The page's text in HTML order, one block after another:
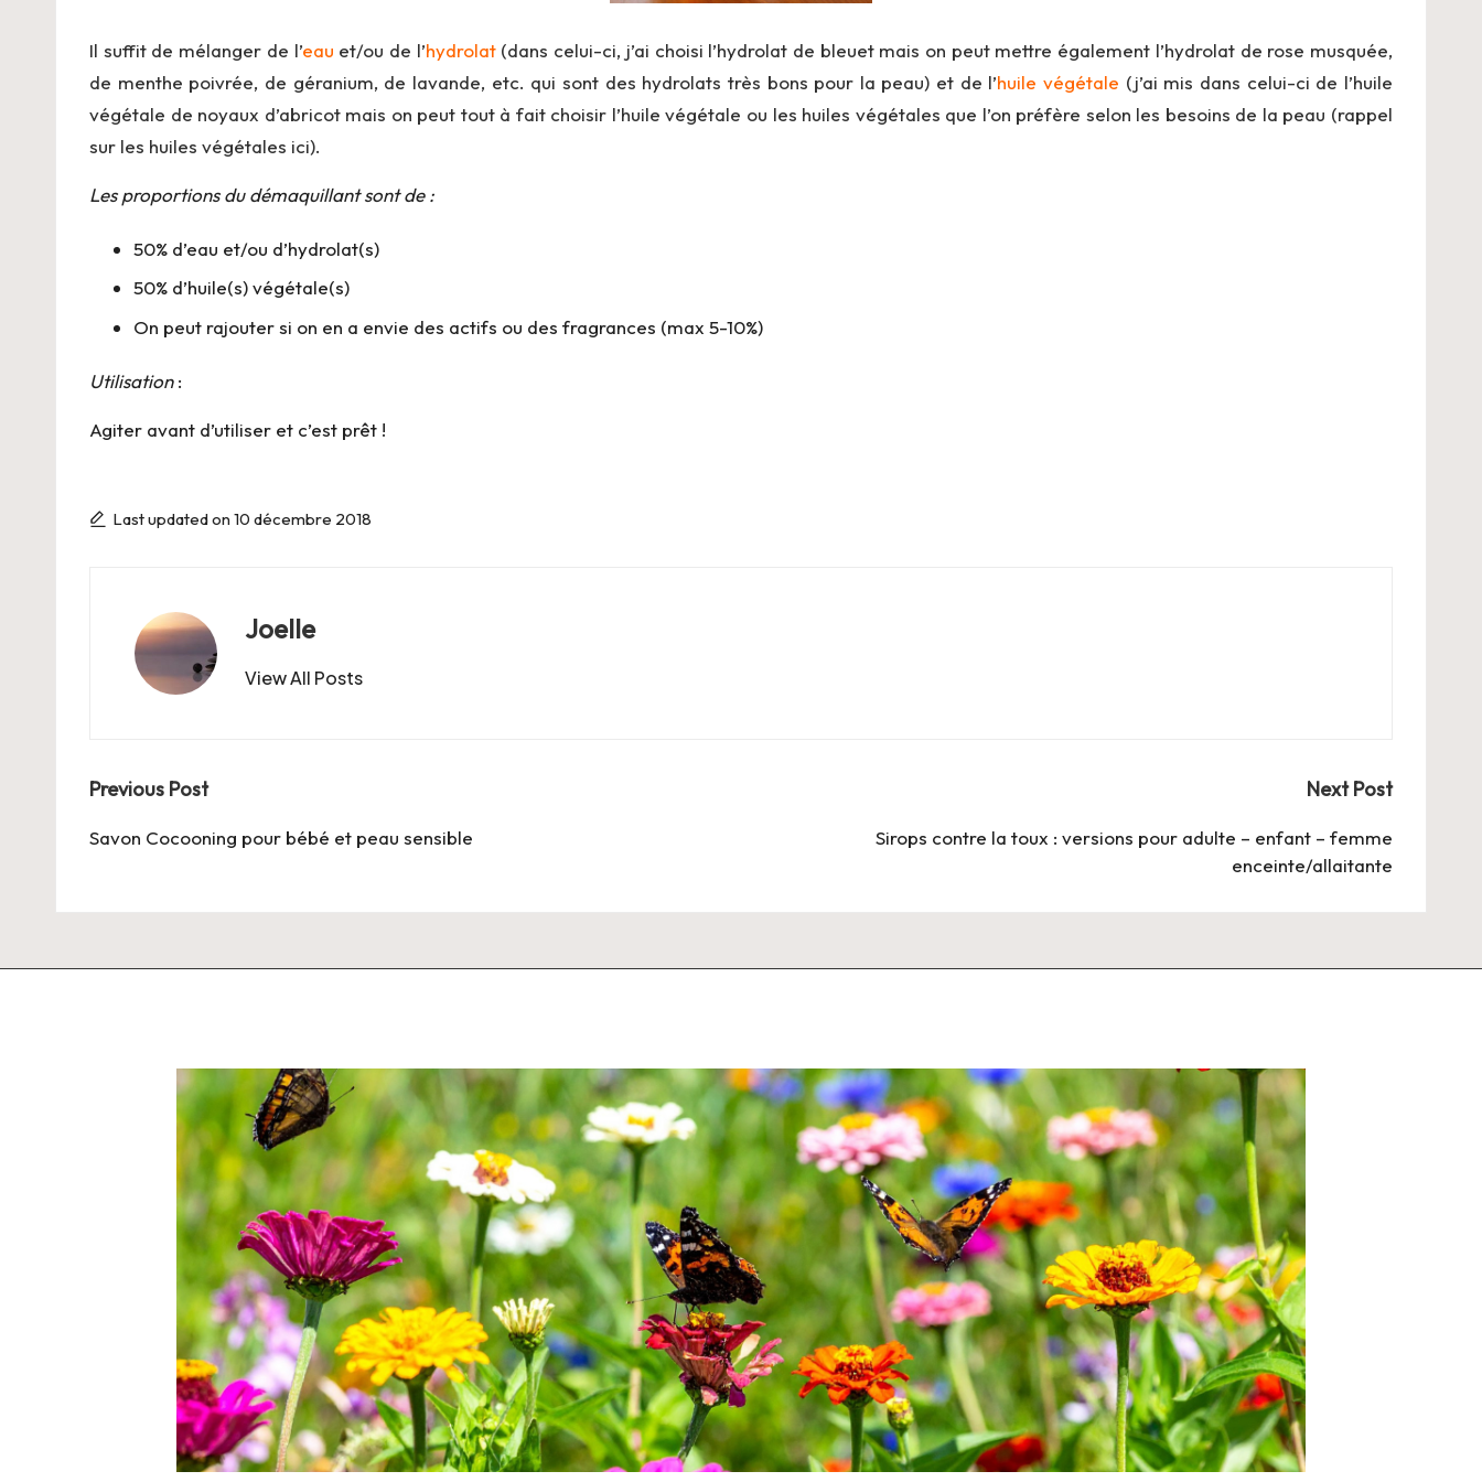
Il suffit de mélanger de l’eau et/ou de l’hydrolat(dans celui-ci, j’ai choisi l’hydrolat de bleuet mais on peut mettre également l’hydrolat de rose musquée,
de menthe poivrée, de géranium, de lavande, etc. qui sont des hydrolats très bons pour la peau) et de l’huile végétale (j’ai mis dans celui-ci de l’huile
végétale de noyaux d’abricot mais on peut tout à fait choisir l’huile végétale ou les huiles végétales que l’on préfère selon les besoins de la peau (rappel
sur les huiles végétales ici).
Les proportions du démaquillant sont de :
50% d’eau et/ou d’hydrolat(s)
50% d’huile(s) végétale(s)
On peut rajouter si on en a envie des actifs ou des fragrances (max 5-10%)
Utilisation:
Agiter avant d’utiliser et c’est prêt !
Last updated on 10 décembre 2018
Joelle
View All Posts
Post
navigation
Previous Post
Savon Cocooning pour bébé et peau sensible
Next Post
Sirops contre la toux : versions pour adulte – enfant – femme
enceinte/allaitante